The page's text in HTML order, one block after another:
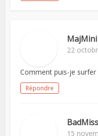
MajMini
22
Comment puis-je surfer
Répondre
BadMiss
15